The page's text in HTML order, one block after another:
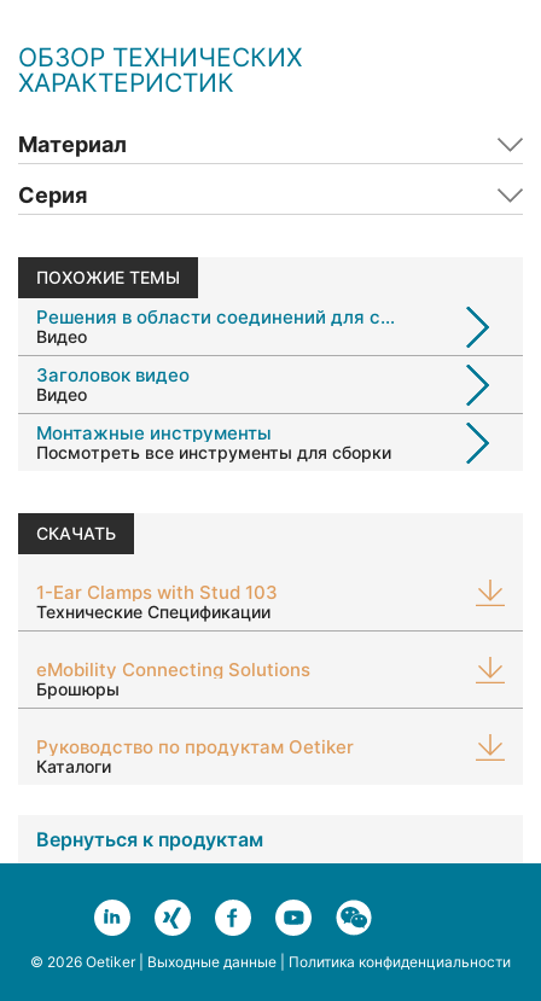
ОБЗОР ТЕХНИЧЕСКИХ
ХАРАКТЕРИСТИК
Материал
Серия
ПОХОЖИЕ ТЕМЫ
Решения в области соединений для систем безопасности водителя и пассажиров
Видео
Заголовок видео
Видео
Монтажные инструменты
Посмотреть все инструменты для сборки
СКАЧАТЬ
1-Ear Clamps with Stud 103
Технические Спецификации
eMobility Connecting Solutions
Брошюры
Руководство по продуктам Oetiker
Каталоги
Вернуться к продуктам
© 2026 Oetiker | Выходные данные Политика конфиденциальности